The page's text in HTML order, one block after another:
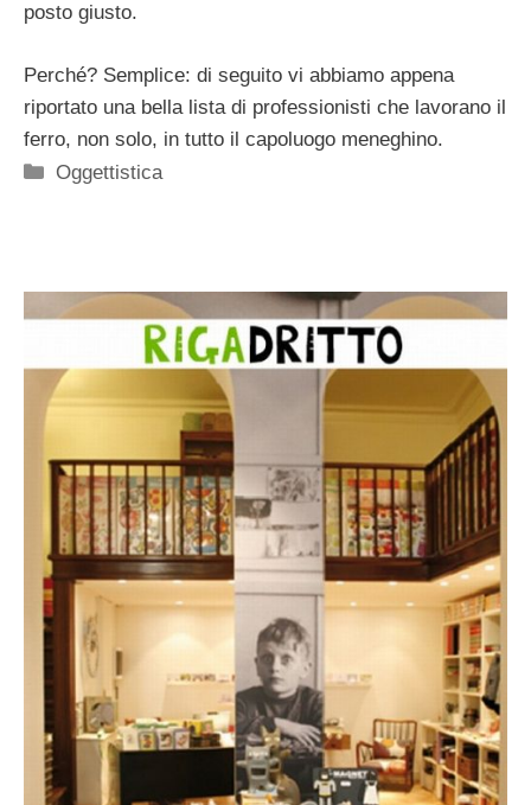
posto giusto.
Perché? Semplice: di seguito vi abbiamo appena
riportato una bella lista di professionisti che lavorano il
ferro, non solo, in tutto il capoluogo meneghino.
Categorie
Oggettistica